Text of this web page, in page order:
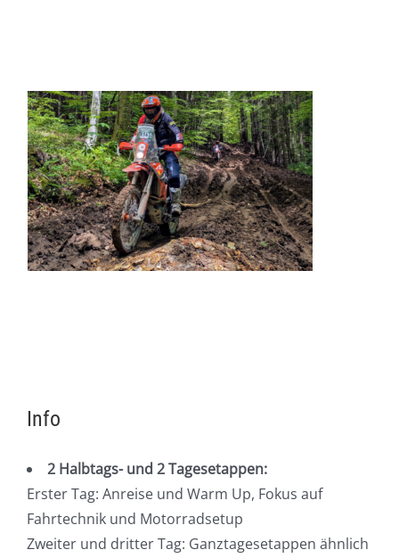
Info
2 Halbtags- und 2 Tagesetappen:
Erster Tag: Anreise und Warm Up, Fokus auf
Fahrtechnik und Motorradsetup
Zweiter und dritter Tag: Ganztagesetappen ähnlich